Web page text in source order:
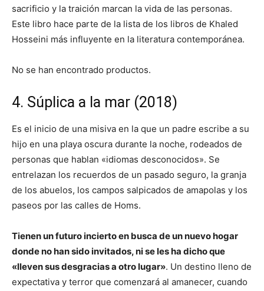
sacrificio y la traición marcan la vida de las personas.
Este libro hace parte de la lista de los libros de Khaled
Hosseini más influyente en la literatura contemporánea.
No se han encontrado productos.
4. Súplica a la mar (2018)
Es el inicio de una misiva en la que un padre escribe a su
hijo en una playa oscura durante la noche, rodeados de
personas que hablan «idiomas desconocidos». Se
entrelazan los recuerdos de un pasado seguro, la granja
de los abuelos, los campos salpicados de amapolas y los
paseos por las calles de Homs.
Tienen un futuro incierto en busca de un nuevo hogar
donde no han sido invitados, ni se les ha dicho que
«lleven sus desgracias a otro lugar». Un destino lleno de
expectativa y terror que comenzará al amanecer, cuando